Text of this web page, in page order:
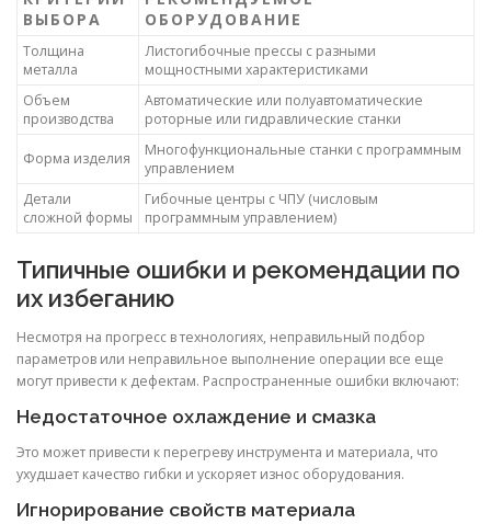
ВЫБОРА
ОБОРУДОВАНИЕ
Толщина
металла
Листогибочные прессы с разными
мощностными характеристиками
Объем
производства
Автоматические или полуавтоматические
роторные или гидравлические станки
Форма изделия
Многофункциональные станки с программным
управлением
Детали
сложной формы
Гибочные центры с ЧПУ (числовым
программным управлением)
Типичные ошибки и рекомендации по
их избеганию
Несмотря на прогресс в технологиях, неправильный подбор
параметров или неправильное выполнение операции все еще
могут привести к дефектам. Распространенные ошибки включают:
Недостаточное охлаждение и смазка
Это может привести к перегреву инструмента и материала, что
ухудшает качество гибки и ускоряет износ оборудования.
Игнорирование свойств материала